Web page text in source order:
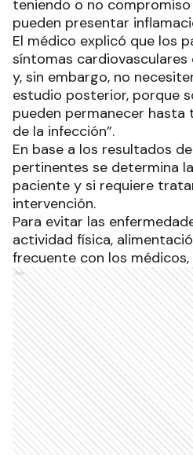
teniendo o no
pueden presentar
El médico explicó que los
síntomas
y, sin embargo, no
estudio posterior, porque
pueden permanecer hasta
de la infección”.
En base a los resultados
pertinentes se determina
paciente y si requiere
intervención.
Para evitar las
actividad física,
frecuente con los
Ads